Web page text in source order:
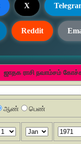
X
Reddit
ஜாதக ராசி நவாம்சம்
ஆண் பெண்